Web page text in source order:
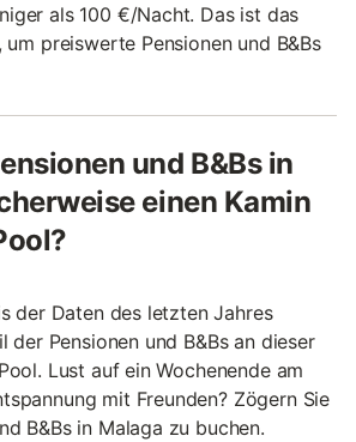
als 100 €/Nacht. Das ist das
preiswerte Pensionen und B&Bs
und B&Bs in
einen Kamin
der Daten des letzten Jahres
der Pensionen und B&Bs an dieser
Lust auf ein Wochenende am
mit Freunden? Zögern Sie
B&Bs in Malaga zu buchen.